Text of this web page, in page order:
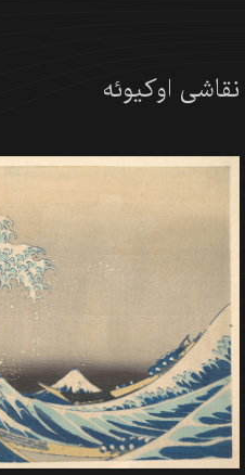
نقاشی اوکیوئه